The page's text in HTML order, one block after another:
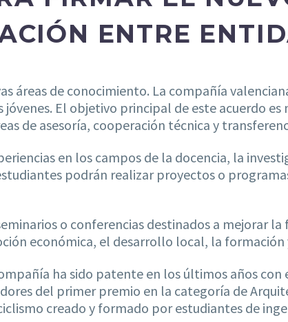
ENTRE
áreas de conocimiento. La compañía
El objetivo principal de este acuerdo
de asesoría, cooperación técnica y
en los campos de la docencia, la
podrán realizar proyectos o
o conferencias destinados a mejorar la
económica, el desarrollo local, la formación
ha sido patente en los últimos años con
del primer premio en la categoría de
creado y formado por estudiantes de